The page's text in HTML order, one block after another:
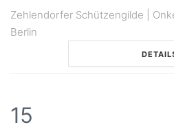
Zehlendorfer Schützengilde |
Berlin
15